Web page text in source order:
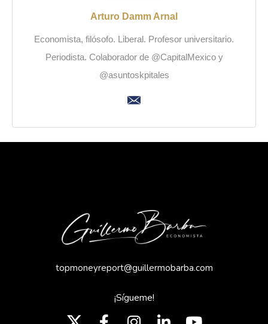
Arturo Damm Arnal
Economista, filósofo. Liberal. Profesor universitario.
Periodista. Colaborador de @CapitalMexico y
@asuntoskpitales
topmoneyreport@guillermobarba.com
¡Sígueme!